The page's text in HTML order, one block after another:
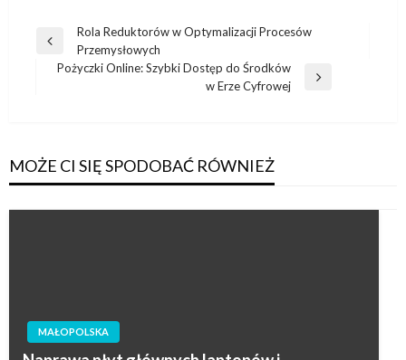
Nawigacja
wpisu
Poprzedni
wpis
Rola Reduktorów w Optymalizacji Procesów
Przemysłowych
Pożyczki Online: Szybki Dostęp do Środków
w Erze Cyfrowej
MOŻE CI SIĘ SPODOBAĆ RÓWNIEŻ
MAŁOPOLSKA